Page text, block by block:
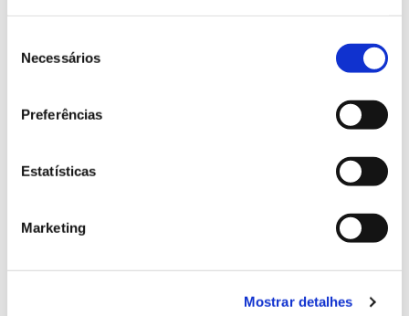
Necessários
Preferências
Estatísticas
Marketing
Mostrar detalhes
02.07.2026
Registar galhas de Trichi em acácia-das-espigas:
cidadãos chamados a ajudar
25.06.2026